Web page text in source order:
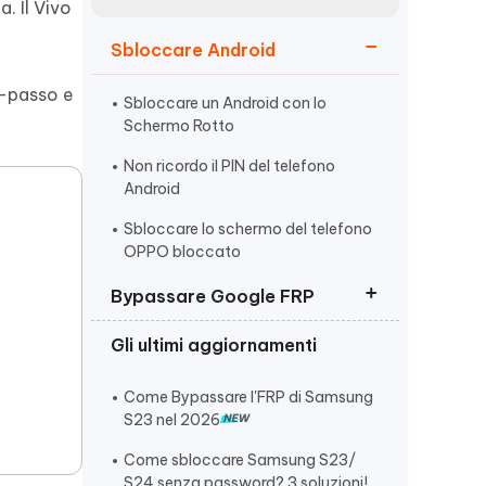
Altri Consigli Utili
Altri Consigli Utili
Iniziare
Sbloccare Android
Sbloccare un Android con lo
Schermo Rotto
Non ricordo il PIN del telefono
Android
Sbloccare lo schermo del telefono
OPPO bloccato
Bypassare Google FRP
Rimuovere verifica account
Come Bypassare Huawei FRP
I 10 Migliori Strumenti di Sblocco
FRP
Gli ultimi aggiornamenti
Come Bypassare l'FRP di Samsung
S23 nel 2026
Come sbloccare Samsung S23/
Il Vivo
e